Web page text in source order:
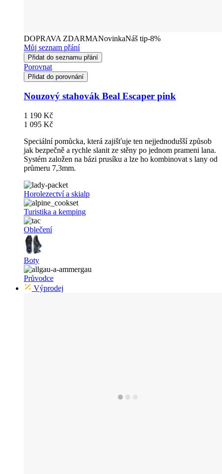
DOPRAVA ZDARMANovinkaNáš tip-8%
Můj seznam přání
Přidat do seznamu přání
Porovnat
Přidat do porovnání
Nouzový stahovák Beal Escaper pink
1 190 Kč
1 095 Kč
Speciální pomůcka, která zajišťuje ten nejjednodušší způsob
jak bezpečně a rychle slanit ze stěny po jednom prameni lana.
Systém založen na bázi prusíku a lze ho kombinovat s lany od
průmeru 7,3mm.
Horolezectví a skialp
Turistika a kemping
Oblečení
Boty
Průvodce
Výprodej